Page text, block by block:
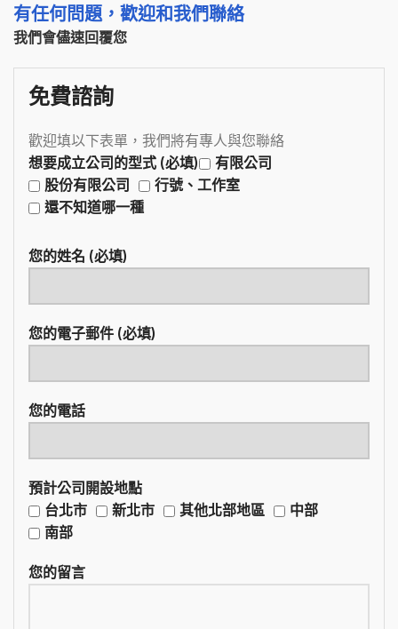
有任何問題，歡迎和我們聯絡
我們會儘速回覆您
免費諮詢
歡迎填以下表單，我們將有專人與您聯絡
想要成立公司的型式 (必填)
有限公司
股份有限公司
行號、工作室
還不知道哪一種
您的姓名 (必填)
您的電子郵件 (必填)
您的電話
預計公司開設地點
台北市
新北市 其他北部地區
中部
南部
您的留言